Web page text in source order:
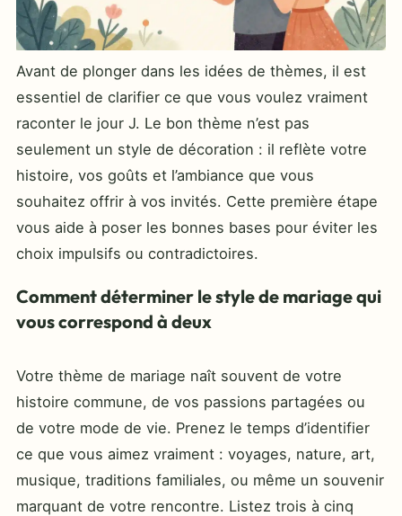
Avant de plonger dans les idées de thèmes, il est
essentiel de clarifier ce que vous voulez vraiment
raconter le jour J. Le bon thème n’est pas
seulement un style de décoration : il reflète votre
histoire, vos goûts et l’ambiance que vous
souhaitez offrir à vos invités. Cette première étape
vous aide à poser les bonnes bases pour éviter les
choix impulsifs ou contradictoires.
Comment déterminer le style de mariage qui
vous correspond à deux
Votre thème de mariage naît souvent de votre
histoire commune, de vos passions partagées ou
de votre mode de vie. Prenez le temps d’identifier
ce que vous aimez vraiment : voyages, nature, art,
musique, traditions familiales, ou même un souvenir
marquant de votre rencontre. Listez trois à cinq